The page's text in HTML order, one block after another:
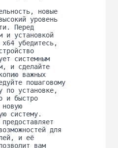
новые
уровень
Перед
и установкой
x64 убедитесь,
системным
и сделайте
важных
пошаговому
по установке,
и быстро
новую
систему.
для
и её
вам